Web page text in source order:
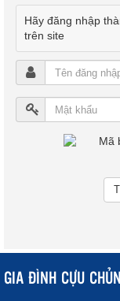
Hãy đăng nhập
trên site
GIA ĐÌNH CỰU